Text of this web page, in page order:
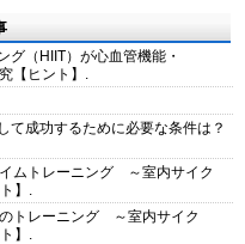
グ（HIIT）が心血管機能・
【ヒント】.
て成功するために必要な条件は？
ムトレーニング ～室内サイク
】.
トレーニング ～室内サイク
】.